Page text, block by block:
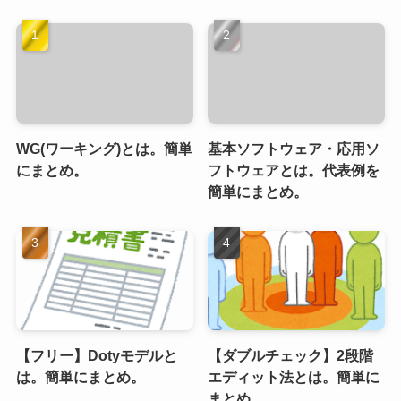
WG(ワーキング)とは。簡単
にまとめ。
基本ソフトウェア・応用ソ
フトウェアとは。代表例を
簡単にまとめ。
【フリー】Dotyモデルと
は。簡単にまとめ。
【ダブルチェック】2段階
エディット法とは。簡単に